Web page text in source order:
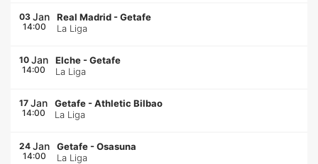
03 Jan
14:00
Real Madrid -Getafe
La Liga
10 Jan
14:00
Elche -Getafe
La Liga
17 Jan
14:00
Getafe -Athletic Bilbao
La Liga
24 Jan
14:00
Getafe -Osasuna
La Liga